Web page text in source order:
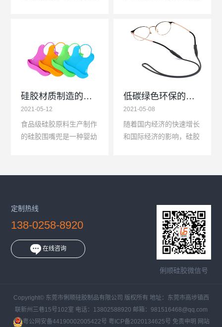
旧是高档手表最青睐的...
原料问题以及硅胶模具问
题等，每个细节都能决定
客户是否会下订单，特...
硅胶材质制造的婴幼儿硅胶围兜
2021-05-12
食品级硅胶原料生产制作
的硅胶围嘴兜是一种婴幼
测，有FDA证书和LFGB
低碳绿色环保的硅胶制品介绍
2021-05-08
随着国内经济的快速增长
和国际经济的影响，硅胶
上涨，单从硅胶制品行业
俐顺硅胶微信号
定制热线
138-0258-8920
在线咨询
Copyright© 东莞市俐顺硅胶制品有限公司 版权所有 地址：东莞市高埗镇西
联新州三巷15号102室 电话：13802588920 邮箱：981516468@qq.com
粤公网安备44190002005422号 粤ICP备2020134625号 免责申明 网站